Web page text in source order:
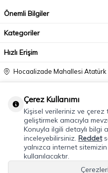
Önemli Bilgiler
Kategoriler
Hızlı Erişim
Hocaalizade Mahallesi Atatürk
info@modacadiri.com
Çerez Kullanımı
Kişisel verileriniz ve
geliştirmek amacıyla
Konuyla ilgili detaylı bilgi
inceleyebilirsiniz. Reddet
yalnızca internet
kullanılacaktır.